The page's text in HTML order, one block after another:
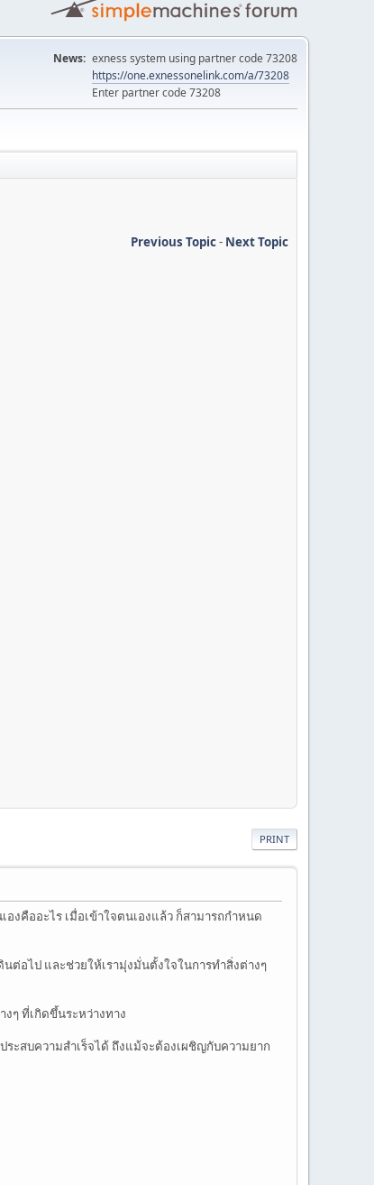
News: exness system using partner code 73208
https://one.exnessonelink.com/a/73208
Enter partner code 73208
Previous Topic- Next Topic
PRINT
งคืออะไร เมื่อเข้าใจตนเองแล้ว ก็สามารถกำหนด
ต่อไป และช่วยให้เรามุ่งมั่นตั้งใจในการทำสิ่งต่างๆ
ๆ ที่เกิดขึ้นระหว่างทาง
ะสบความสำเร็จได้ ถึงแม้จะต้องเผชิญกับความยาก